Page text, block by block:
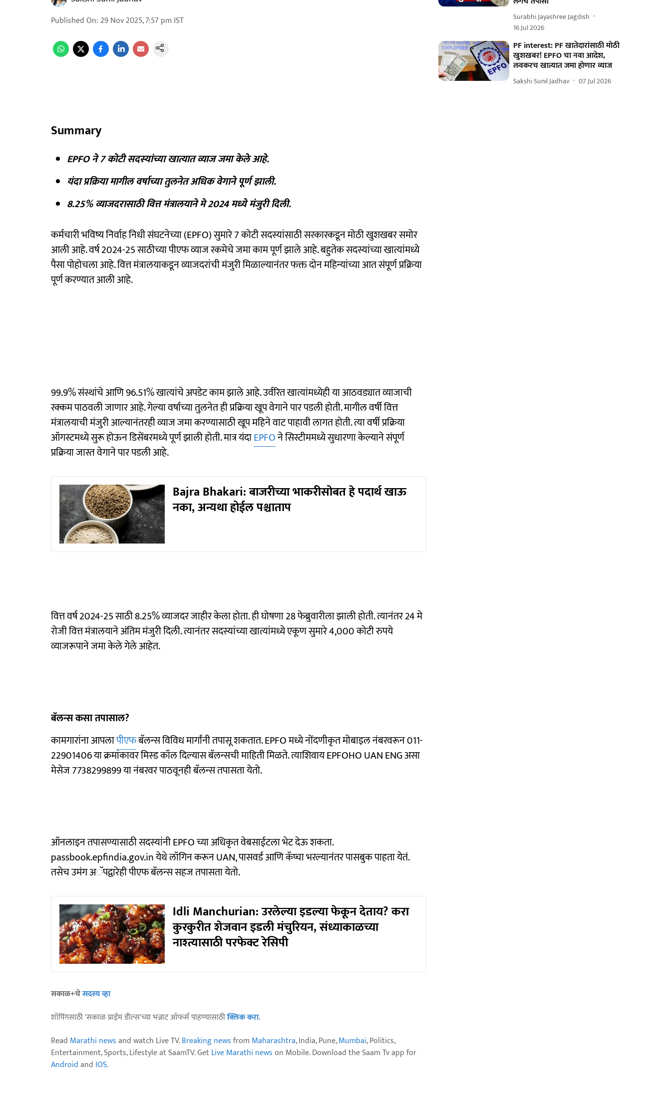
Published On: 29 Nov 2025, 7:57 pm IST
Summary
EPFO ने 7 कोटी सदस्यांच्या खात्यात व्याज जमा केले आहे.
यंदा प्रक्रिया मागील वर्षाच्या तुलनेत अधिक वेगाने पूर्ण झाली.
8.25% व्याजदरासाठी वित्त मंत्रालयाने मे 2024 मध्ये मंजुरी दिली.
कर्मचारी भविष्य निर्वाह निधी संघटनेच्या (EPFO) सुमारे 7 कोटी सदस्यांसाठी सरकारकडून मोठी खुशखबर समोर
आली आहे. वर्ष 2024-25 साठीच्या पीएफ व्याज रकमेचे जमा काम पूर्ण झाले आहे. बहुतेक सदस्यांच्या खात्यांमध्ये
पैसा पोहोचला आहे. वित्त मंत्रालयाकडून व्याजदरांची मंजुरी मिळाल्यानंतर फक्त दोन महिन्यांच्या आत संपूर्ण प्रक्रिया
पूर्ण करण्यात आली आहे.
99.9% संस्थांचे आणि 96.51% खात्यांचे अपडेट काम झाले आहे. उर्वरित खात्यांमध्येही या आठवड्यात व्याजाची
रक्कम पाठवली जाणार आहे. गेल्या वर्षाच्या तुलनेत ही प्रक्रिया खूप वेगाने पार पडली होती. मागील वर्षी वित्त
मंत्रालयाची मंजुरी आल्यानंतरही व्याज जमा करण्यासाठी खूप महिने वाट पाहावी लागत होती. त्या वर्षी प्रक्रिया
ऑगस्टमध्ये सुरू होऊन डिसेंबरमध्ये पूर्ण झाली होती. मात्र यंदाEPFOने सिस्टीममध्ये सुधारणा केल्याने संपूर्ण
प्रक्रिया जास्त वेगाने पार पडली आहे.
Bajra Bhakari: बाजरीच्या भाकरीसोबत हे पदार्थ खाऊ
नका, अन्यथा होईल पश्चाताप
वित्त वर्ष 2024-25 साठी 8.25% व्याजदर जाहीर केला होता. ही घोषणा 28 फेब्रुवारीला झाली होती. त्यानंतर 24 मे
रोजी वित्त मंत्रालयाने अंतिम मंजुरी दिली. त्यानंतर सदस्यांच्या खात्यांमध्ये एकूण सुमारे 4,000 कोटी रुपये
व्याजरूपाने जमा केले गेले आहेत.
बॅलन्स कसा तपासाल?
कामगारांना आपलापीएफबॅलन्स विविध मार्गांनी तपासू शकतात. EPFO मध्ये नोंदणीकृत मोबाइल नंबरवरून 011-
22901406 या क्रमांकावर मिस्ड कॉल दिल्यास बॅलन्सची माहिती मिळते. त्याशिवाय EPFOHO UAN ENG असा
मेसेज 7738299899 या नंबरवर पाठवूनही बॅलन्स तपासता येतो.
ऑनलाइन तपासण्यासाठी सदस्यांनी EPFO च्या अधिकृत वेबसाईटला भेट देऊ शकता.
passbook.epfindia.gov.in येथे लॉगिन करून UAN, पासवर्ड आणि कॅप्चा भरल्यानंतर पासबुक पाहता येतं.
तसेच उमंग अॅपद्वारेही पीएफ बॅलन्स सहज तपासता येतो.
Idli Manchurian: उरलेल्या इडल्या फेकून देताय? करा
कुरकुरीत शेजवान इडली मंचुरियन, संध्याकाळच्या
नाश्त्यासाठी परफेक्ट रेसिपी
सकाळ+चेसदस्य व्हा
शॉपिंगसाठी 'सकाळ प्राईम डील्स'च्या भन्नाट ऑफर्स पाहण्यासाठीक्लिक करा.
Read Marathi newsand watch Live TV.Breaking newsfrom Maharashtra, India, Pune,Mumbai, Politics,
Entertainment, Sports, Lifestyle at SaamTV. GetLive Marathi newson Mobile. Download the Saam Tv app for
Androidand IOS.
Surabhi Jayashree Jagdish
16 Jul 2026
PF interest: PF खातेदारांसाठी मोठी
खुशखबर! EPFO चा नवा आदेश,
लवकरच खात्यात जमा होणार व्याज
Sakshi Sunil Jadhav 07 Jul 2026